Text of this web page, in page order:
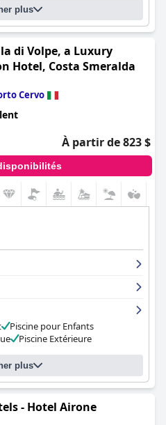
plus
di Volpe, a Luxury
Hotel, Costa Smeralda
Cervo
À partir de 823 $
Piscine pour Enfants
Piscine Extérieure
plus
- Hotel Airone